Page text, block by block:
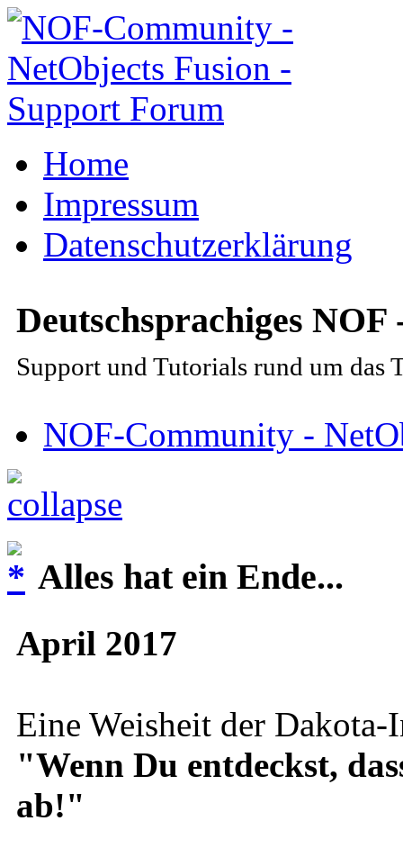
Home
Impressum
Datenschutzerklärung
Deutschsprachiges NOF
Support und Tutorials rund um das
NOF-Community -
Alles hat ein Ende...
April 2017
Eine Weisheit der Dakota-
"Wenn Du entdeckst,
ab!"